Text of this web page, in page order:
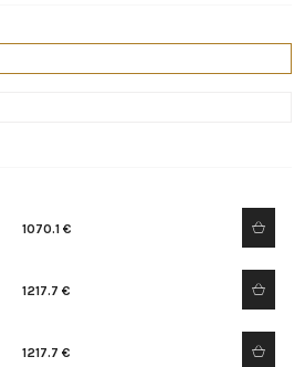
1070.1 €
1217.7 €
1217.7 €